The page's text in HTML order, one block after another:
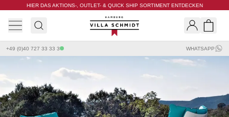
HIER DAS AKTIONS-, OUTLET- & QUICK SHIP SORTIMENT ENTDECKEN
Villa Schmidt
+49 (0)40 727 33 33 3 WHATSAPP